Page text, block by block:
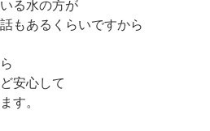
る水の方が
もあるくらいですから
安心して
す。